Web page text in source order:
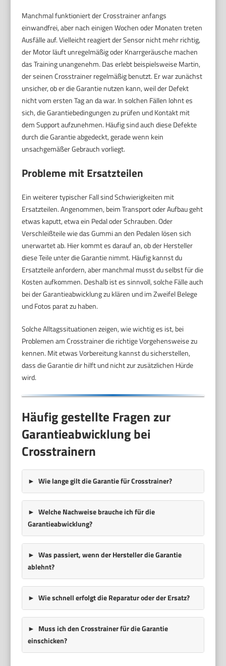
Manchmal funktioniert der Crosstrainer anfangs
einwandfrei, aber nach einigen Wochen oder Monaten treten
Ausfälle auf. Vielleicht reagiert der Sensor nicht mehr richtig,
der Motor läuft unregelmäßig oder Knarrgeräusche machen
das Training unangenehm. Das erlebt beispielsweise Martin,
der seinen Crosstrainer regelmäßig benutzt. Er war zunächst
unsicher, ob er die Garantie nutzen kann, weil der Defekt
nicht vom ersten Tag an da war. In solchen Fällen lohnt es
sich, die Garantiebedingungen zu prüfen und Kontakt mit
dem Support aufzunehmen. Häufig sind auch diese Defekte
durch die Garantie abgedeckt, gerade wenn kein
unsachgemäßer Gebrauch vorliegt.
Probleme mit Ersatzteilen
Ein weiterer typischer Fall sind Schwierigkeiten mit
Ersatzteilen. Angenommen, beim Transport oder Aufbau geht
etwas kaputt, etwa ein Pedal oder Schrauben. Oder
Verschleißteile wie das Gummi an den Pedalen lösen sich
unerwartet ab. Hier kommt es darauf an, ob der Hersteller
diese Teile unter die Garantie nimmt. Häufig kannst du
Ersatzteile anfordern, aber manchmal musst du selbst für die
Kosten aufkommen. Deshalb ist es sinnvoll, solche Fälle auch
bei der Garantieabwicklung zu klären und im Zweifel Belege
und Fotos parat zu haben.
Solche Alltagssituationen zeigen, wie wichtig es ist, bei
Problemen am Crosstrainer die richtige Vorgehensweise zu
kennen. Mit etwas Vorbereitung kannst du sicherstellen,
dass die Garantie dir hilft und nicht zur zusätzlichen Hürde
wird.
Häufig gestellte Fragen zur
Garantieabwicklung bei
Crosstrainern
Wie lange gilt die Garantie für Crosstrainer?
Welche Nachweise brauche ich für die
Garantieabwicklung?
Was passiert, wenn der Hersteller die Garantie
ablehnt?
Wie schnell erfolgt die Reparatur oder der Ersatz?
Muss ich den Crosstrainer für die Garantie
einschicken?